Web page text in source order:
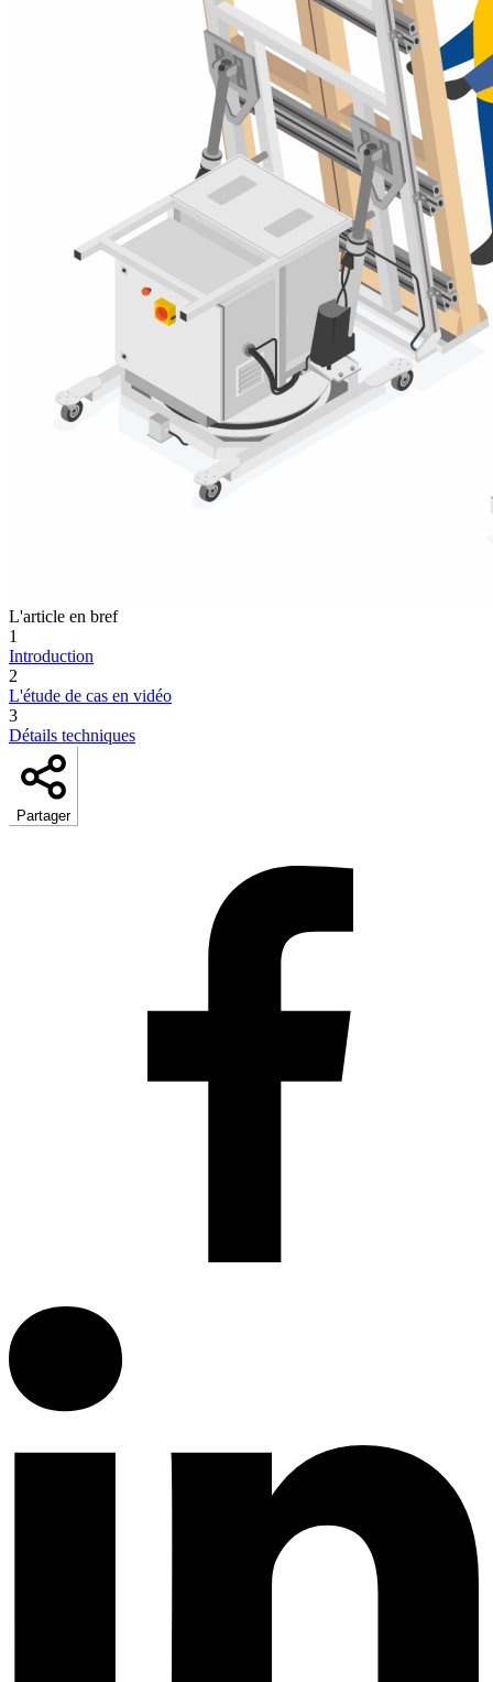
L'article en bref
1
Introduction
2
L'étude de cas en vidéo
3
Détails techniques
Partager